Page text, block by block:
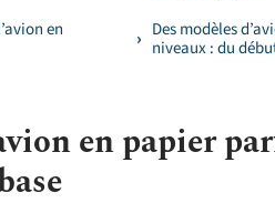
en
Des modèles
niveaux : du
en papier